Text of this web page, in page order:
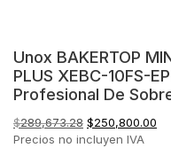
Unox BAKERTOP
PLUS XEBC-10FS-
Profesional De
$289,673.28 El
precio
$250,800.00
Precios no incluyen IVA